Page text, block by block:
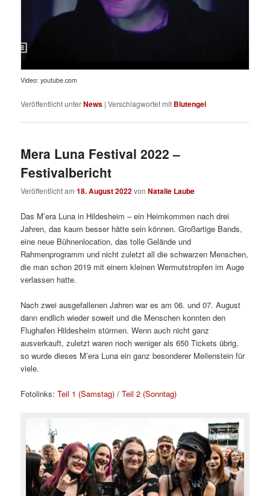
Video: youtube.com
Veröffentlicht unterNews |Verschlagwortet mit Blutengel
Mera Luna Festival 2022 –
Festivalbericht
Veröffentlicht am18. August 2022vonNatalie Laube
Das M’era Luna in Hildesheim – ein Heimkommen nach drei
Jahren, das kaum besser hätte sein können. Großartige Bands,
eine neue Bühnenlocation, das tolle Gelände und
Rahmenprogramm und nicht zuletzt all die schwarzen Menschen,
die man schon 2019 mit einem kleinen Wermutstropfen im Auge
verlassen hatte.
Nach zwei ausgefallenen Jahren war es am 06. und 07. August
dann endlich wieder soweit und die Menschen konnten den
Flughafen Hildesheim stürmen. Wenn auch nicht ganz
ausverkauft, zuletzt waren noch weniger als 650 Tickets übrig,
so wurde dieses M’era Luna ein ganz besonderer Meilenstein für
viele.
Fotolinks:Teil 1 (Samstag) /Teil 2 (Sonntag)